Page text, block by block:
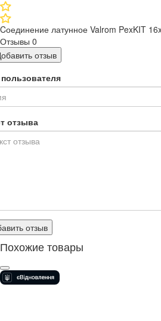
Cоединение латунное Valrom PexKIT
Отзывы 0
отзыв
отзыва
отзыв
Похожие товары